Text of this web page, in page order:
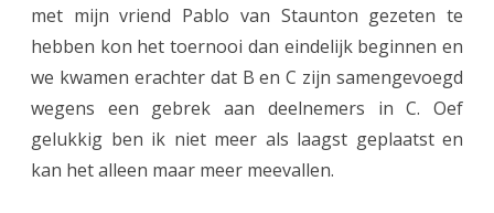
r
y
met mijn vriend Pablo van Staunton gezeten te
hebben kon het toernooi dan eindelijk beginnen en
we kwamen erachter dat B en C zijn samengevoegd
wegens een gebrek aan deelnemers in C. Oef
gelukkig ben ik niet meer als laagst geplaatst en
kan het alleen maar meer meevallen.